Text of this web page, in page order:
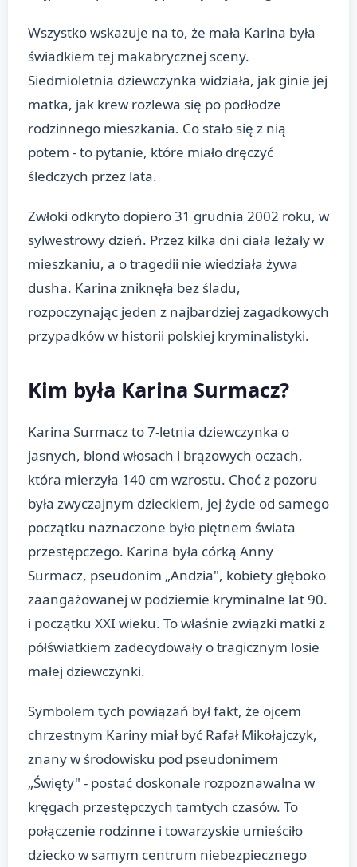
Wszystko wskazuje na to, że mała Karina była
świadkiem tej makabrycznej sceny.
Siedmioletnia dziewczynka widziała, jak ginie jej
matka, jak krew rozlewa się po podłodze
rodzinnego mieszkania. Co stało się z nią
potem - to pytanie, które miało dręczyć
śledczych przez lata.
Zwłoki odkryto dopiero 31 grudnia 2002 roku, w
sylwestrowy dzień. Przez kilka dni ciała leżały w
mieszkaniu, a o tragedii nie wiedziała żywa
dusha. Karina zniknęła bez śladu,
rozpoczynając jeden z najbardziej zagadkowych
przypadków w historii polskiej kryminalistyki.
Kim była Karina Surmacz?
Karina Surmacz to 7-letnia dziewczynka o
jasnych, blond włosach i brązowych oczach,
która mierzyła 140 cm wzrostu. Choć z pozoru
była zwyczajnym dzieckiem, jej życie od samego
początku naznaczone było piętnem świata
przestępczego. Karina była córką Anny
Surmacz, pseudonim „Andzia", kobiety głęboko
zaangażowanej w podziemie kryminalne lat 90.
i początku XXI wieku. To właśnie związki matki z
półświatkiem zadecydowały o tragicznym losie
małej dziewczynki.
Symbolem tych powiązań był fakt, że ojcem
chrzestnym Kariny miał być Rafał Mikołajczyk,
znany w środowisku pod pseudonimem
„Święty" - postać doskonale rozpoznawalna w
kręgach przestępczych tamtych czasów. To
połączenie rodzinne i towarzyskie umieściło
dziecko w samym centrum niebezpiecznego